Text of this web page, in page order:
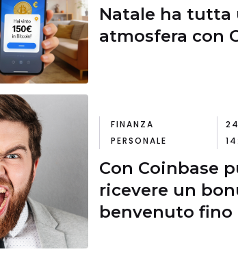
Natale ha tutta
atmosfera con
FINANZA
PERSONALE
Con Coinbase
ricevere un
benvenuto fino